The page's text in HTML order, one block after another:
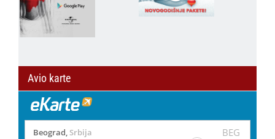
Avio karte
Beograd Srbija BEG